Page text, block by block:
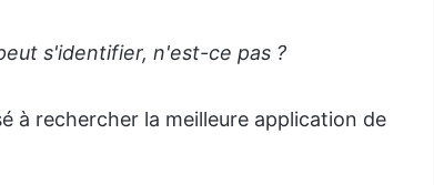
s'identifier, n'est-ce pas ?
à rechercher la meilleure application de